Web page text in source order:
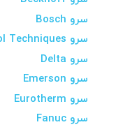
سرو Bosch
سرو Control Techniques
سرو Delta
سرو Emerson
سرو Eurotherm
سرو Fanuc